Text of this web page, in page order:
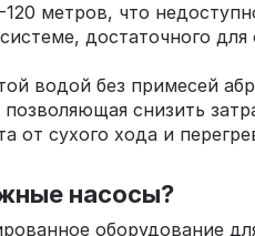
метров, что
достаточного
водой без примесей
снизить
от сухого хода и
насосы?
оборудование